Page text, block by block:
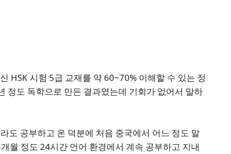
HSK 시험 5급 교재를 약 60~70% 이해할 수 있는 정
정도 독학으로 만든 결과였는데 기회가 없어서 말하
도 공부하고 온 덕분에 처음 중국에서 어느 정도 말
월 정도 24시간 언어 환경에서 계속 공부하고 지내